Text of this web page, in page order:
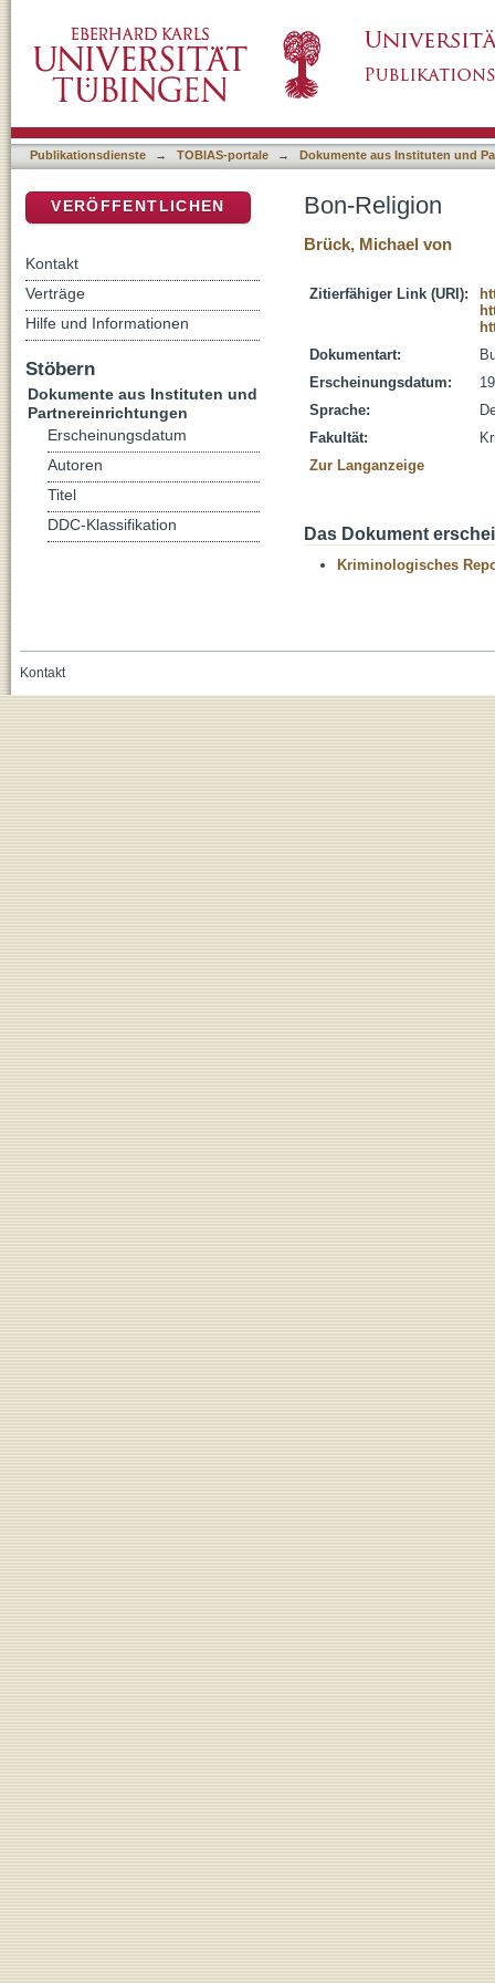
Publikationsdienste → TOBIAS-portale → Dokumente aus Instituten und
Bon-Religion
Brück, Michael von
Zitierfähiger Link (URI):
Dokumentart:
Erscheinungsdatum:
Sprache:
Fakultät:
Zur Langanzeige
Das Dokument
Kriminologisches
VERÖFFENTLICHEN
Kontakt
Verträge
Hilfe und Informationen
Stöbern
Dokumente aus Instituten und
Partnereinrichtungen
Erscheinungsdatum
Autoren
Titel
DDC-Klassifikation
Kontakt